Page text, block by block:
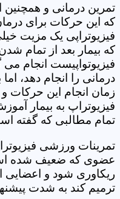
تمرین درمانی و
که این حرکات برای
فیزیوتراپی یک مزیت
که بیمار بعد از تمام
فیزیوتواپیست انجام می
درمانی را انجام دهد،
زمان انجام این حرکات
فیزیوتراپ به بیمار
تمام مطالبی که گفته
تمرینات ورزشی
عضوی که ضعیف شده
ریکاوری شود و اعضایی
ترمیم کند به شدت